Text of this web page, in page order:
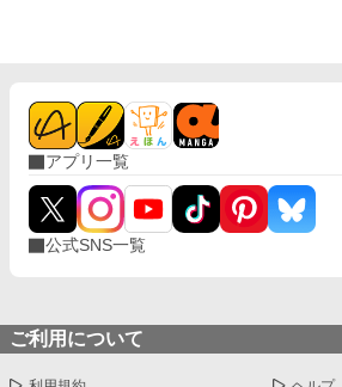
アプリ一覧
公式SNS一覧
ご利用について